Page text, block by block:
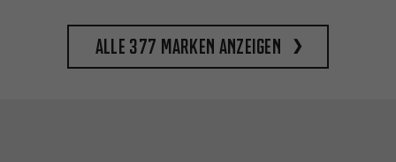
Alle 377 Marken anzeigen